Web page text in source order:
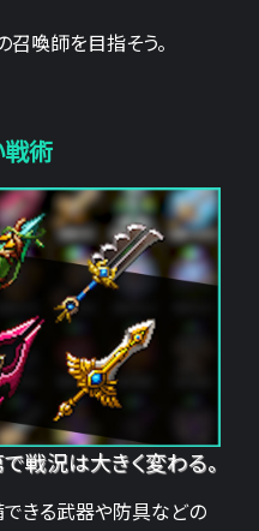
喚師を目指そう。
戦術
戦況は大きく変わる。
できる武器や防具などの